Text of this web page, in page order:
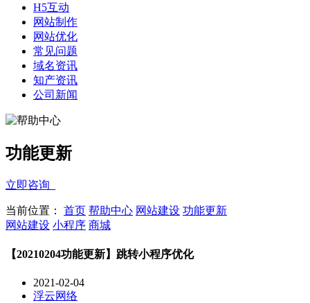
H5互动
网站制作
网站优化
常见问题
域名资讯
知产资讯
公司新闻
功能更新
立即咨询
当前位置： 首页 帮助中心 网站建设 功能更新
网站建设 小程序 商城
【20210204功能更新】跳转小程序优化
2021-02-04
浮云网络